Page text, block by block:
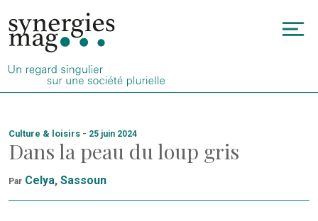
au
contenu
Culture & loisirs - 25 juin 2024
Dans la peau du loup gris
Par Celya, Sassoun